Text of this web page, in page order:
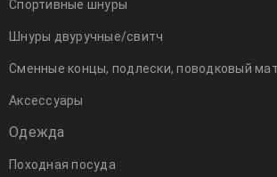
Спортивные шнуры
Шнуры двуручные/свитч
Сменные концы, подлески, поводковый
Аксессуары
Одежда
Походная посуда